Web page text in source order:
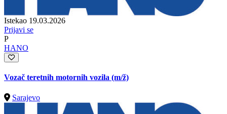
Istekao 19.03.2026
Prijavi se
P
HANO
Vozač teretnih motornih vozila (m/ž)
Sarajevo